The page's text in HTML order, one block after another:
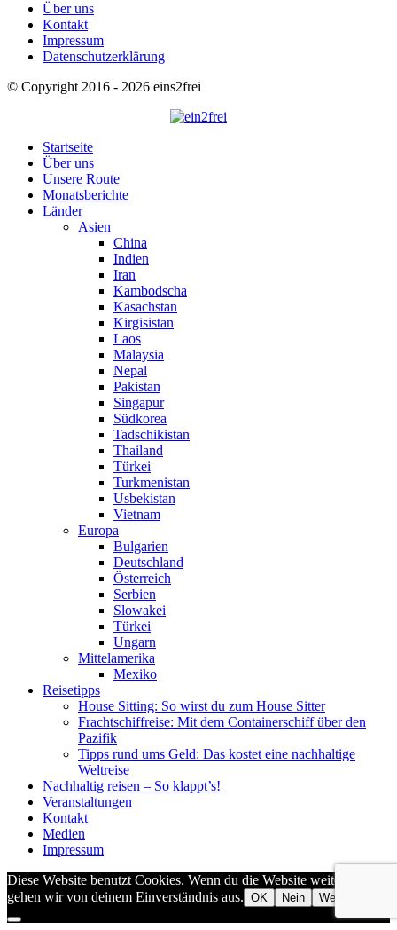
Über uns
Kontakt
Impressum
Datenschutzerklärung
© Copyright 2016 - 2026 eins2frei
Startseite
Über uns
Unsere Route
Monatsberichte
Länder
Asien
China
Indien
Iran
Kambodscha
Kasachstan
Kirgisistan
Laos
Malaysia
Nepal
Pakistan
Singapur
Südkorea
Tadschikistan
Thailand
Türkei
Turkmenistan
Usbekistan
Vietnam
Europa
Bulgarien
Deutschland
Österreich
Serbien
Slowakei
Türkei
Ungarn
Mittelamerika
Mexiko
Reisetipps
House Sitting: So wirst du zum House Sitter
Frachtschiffreise: Mit dem Containerschiff über den
Pazifik
Tipps rund ums Geld: Das kostet eine nachhaltige
Weltreise
Nachhaltig reisen – So klappt’s!
Veranstaltungen
Kontakt
Medien
Impressum
Diese Website benutzt Cookies. Wenn du die Website weiter nutzt,
gehen wir von deinem Einverständnis aus. OK Nein Weiterlesen